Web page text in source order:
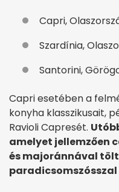
Capri,
Szardínia,
Santorini,
Capri esetében a
konyha klasszikusait,
Ravioli Capresét.
amelyet jellemzően
és majoránnával